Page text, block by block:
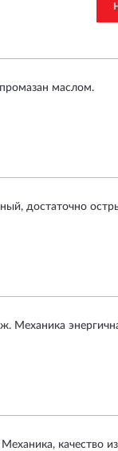
маслом.
достаточно
Механика
качество